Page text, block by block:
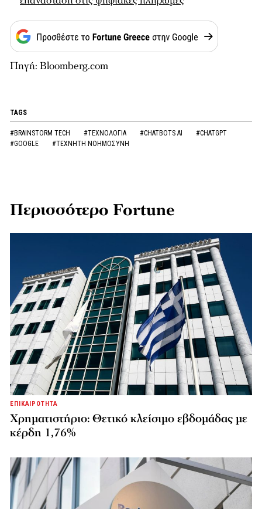
Πηγή: Bloomberg.com
TAGS
#BRAINSTORM TECH #ΤΕΧΝΟΛΟΓΙΑ #CHATBOTS AI
#CHATGPT
#GOOGLE
#ΤΕΧΝΗΤΗ ΝΟΗΜΟΣΥΝΗ
Περισσότερο Fortune
ΕΠΙΚΑΙΡΟΤΗΤΑ
Χρηματιστήριο: Θετικό κλείσιμο εβδομάδας με
κέρδη 1,76%